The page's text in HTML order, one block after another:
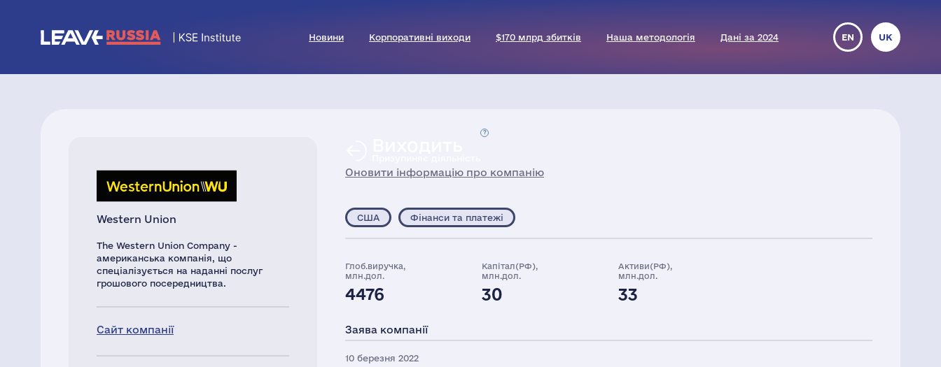
Новини Корпоративні виходи $170 млрд збитків Наша методологія Дані за 2024 EN UK
Western Union
The Western Union Company -
американська компанія, що
спеціалізується на наданні послуг
грошового посередництва.
Сайт компанії
Оновити інформацію про компанію
США Фінанси та платежі
Глоб.виручка,
млн.дол.
4476
Капітал(РФ),
млн.дол.
30
Активи(РФ),
млн.дол.
33
Заява компанії
10 березня 2022